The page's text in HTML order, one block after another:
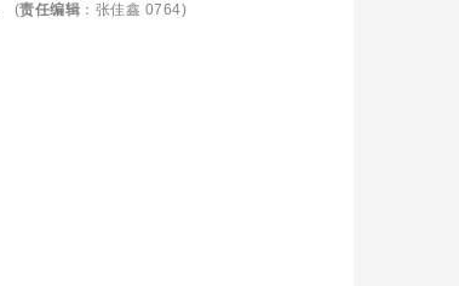
(责任编辑 ：张佳鑫 0764)